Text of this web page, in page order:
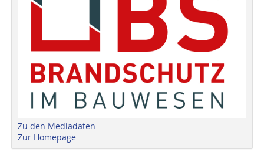
Zu den Mediadaten
Zur Homepage